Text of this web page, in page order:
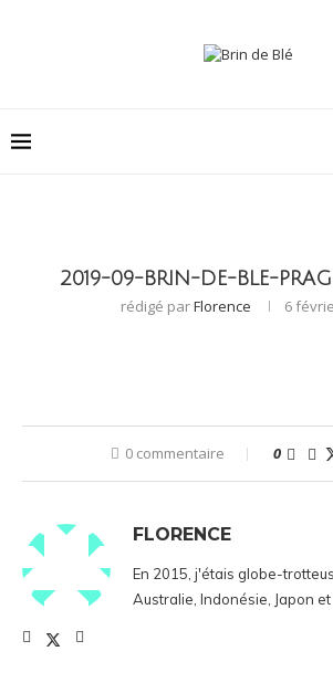
2019-09-BRIN-DE-BLE-
rédigé parFlorence 6
0 commentaire 0
FLORENCE
En 2015, j'étais globe-
Australie, Indonésie, Japon et